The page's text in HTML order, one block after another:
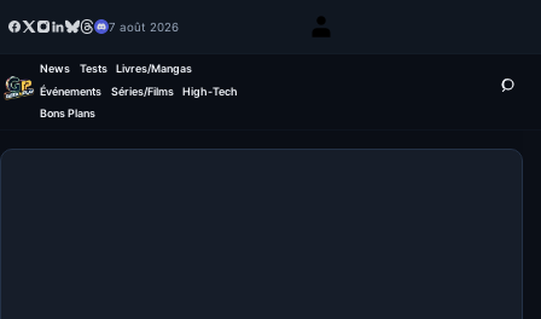
7 août 2026
News Tests
Livres/Mangas
Événements
Séries/Films
High-Tech
Bons Plans